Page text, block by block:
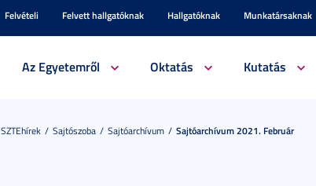
Felvételi Felvett hallgatóknak Hallgatóknak Munkatársaknak
Az Egyetemről Oktatás Kutatás
SZTEhírek Sajtószoba Sajtóarchívum Sajtóarchívum 2021. Február